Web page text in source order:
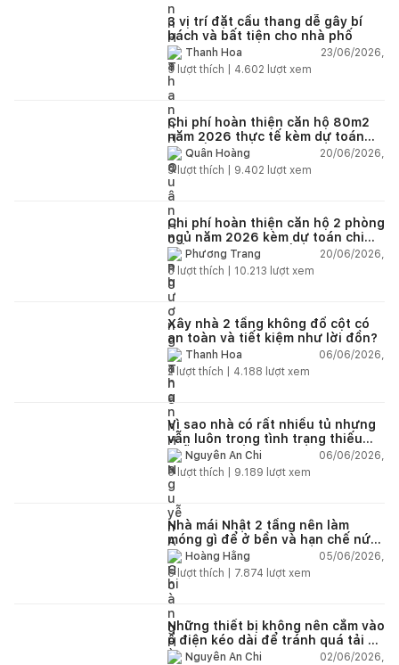
3 vị trí đặt cầu thang dễ gây bí
bách và bất tiện cho nhà phố
Thanh Hoa
23/06/2026,
5 lượt thích | 4.602 lượt xem
Chi phí hoàn thiện căn hộ 80m2
năm 2026 thực tế kèm dự toán
chi tiết từng hạng mục
Quân Hoàng
20/06/2026,
9lượt thích | 9.402 lượt xem
Chi phí hoàn thiện căn hộ 2 phòng
ngủ năm 2026 kèm dự toán chi
tiết và ví dụ thực tế
Phương Trang
20/06/2026,
5 lượt thích | 10.213 lượt xem
Xây nhà 2 tầng không đổ cột có
an toàn và tiết kiệm như lời đồn?
Thanh Hoa
06/06/2026,
2lượt thích | 4.188 lượt xem
Vì sao nhà có rất nhiều tủ nhưng
vẫn luôn trong tình trạng thiếu
chỗ chứa đồ?
Nguyễn An Chi
06/06/2026,
5lượt thích | 9.189 lượt xem
Nhà mái Nhật 2 tầng nên làm
móng gì để ở bền và hạn chế nứt
lún?Hoàng Hằng
05/06/2026,
5lượt thích | 7.874 lượt xem
Những thiết bị không nên cắm vào
ổ điện kéo dài để tránh quá tải và
chập cháy trong nhà
Nguyễn An Chi
02/06/2026,